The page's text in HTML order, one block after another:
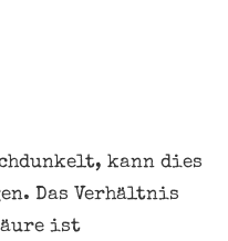
kann dies
Das Verhältnis
ist